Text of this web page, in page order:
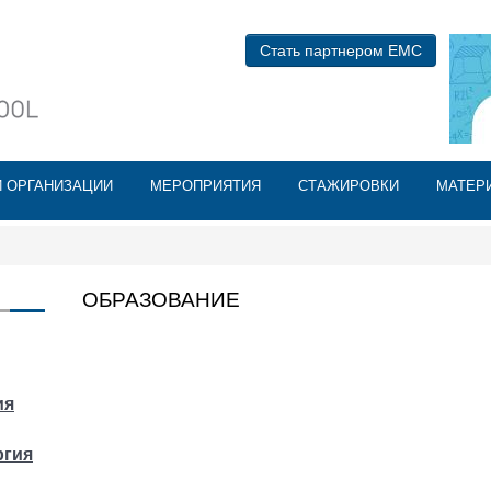
основному
содержаниюСтать партнером ЕМС
МЕРОПРИЯТИЯ СТАЖИРОВКИ
ОБРАЗОВАНИЕ